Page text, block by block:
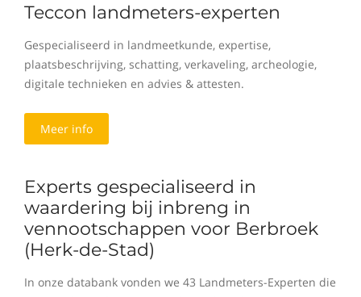
Teccon landmeters-experten
Gespecialiseerd in landmeetkunde, expertise,
plaatsbeschrijving, schatting, verkaveling, archeologie,
digitale technieken en advies & attesten.
Meer info
Experts gespecialiseerd in
waardering bij inbreng in
vennootschappen voor Berbroek
(Herk-de-Stad)
In onze databank vonden we 43 Landmeters-Experten die